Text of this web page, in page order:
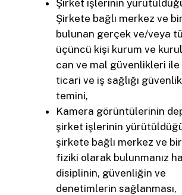
Şirket işlerinin
Şirkete bağlı merkez ve
bulunan gerçek ve/veya
üçüncü kişi kurum ve
can ve mal güvenlikleri ile
ticari ve iş sağlığı
temini,
Kamera görüntülerinin
şirket işlerinin
şirkete bağlı merkez ve
fiziki olarak bulunmanız
disiplinin, güvenliğin ve
denetimlerin sağlanması,